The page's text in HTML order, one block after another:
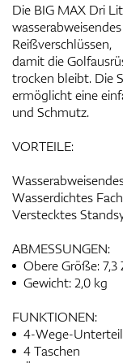
Die BIG MAX Dri
Reißverschlüssen,
damit die
trocken bleibt. Die
ermöglicht eine
und Schmutz.
VORTEILE:
Wasserdichtes
Verstecktes
ABMESSUNGEN:
Obere Größe: 7,3
Gewicht: 2,0 kg
FUNKTIONEN:
4-Wege-
4 Taschen